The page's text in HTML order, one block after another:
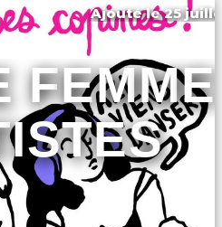
Ajouté le 25